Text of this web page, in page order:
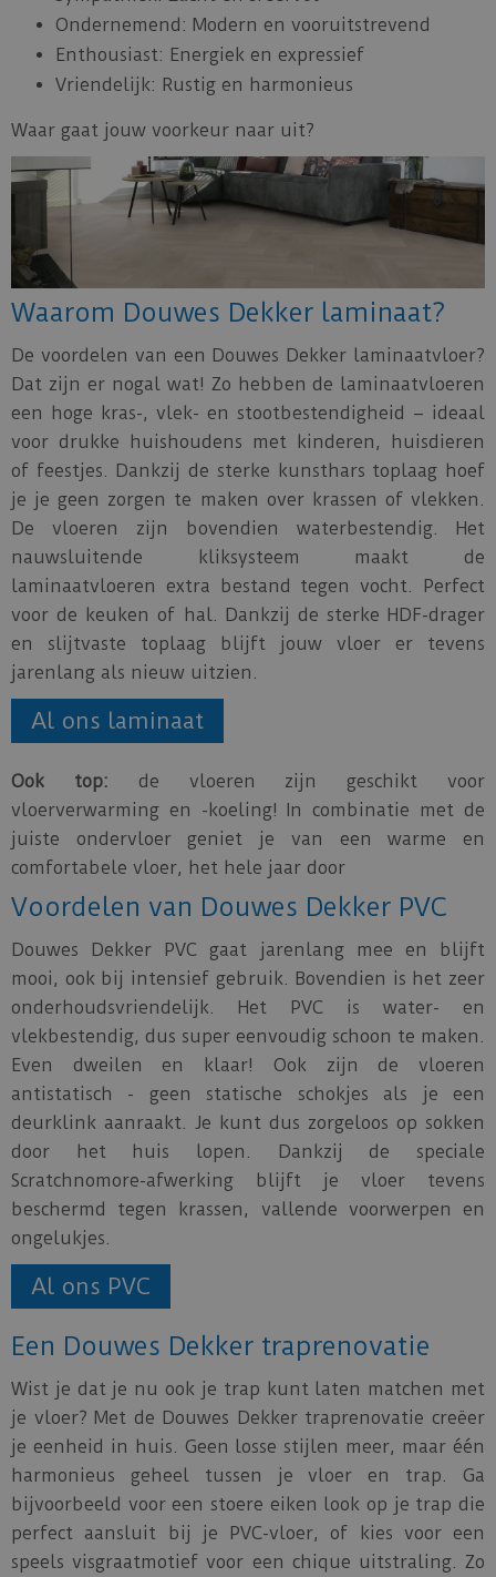
Ondernemend: Modern en vooruitstrevend
Enthousiast: Energiek en expressief
Vriendelijk: Rustig en harmonieus
Waar gaat jouw voorkeur naar uit?
Waarom Douwes Dekker laminaat?
De voordelen van een Douwes Dekker laminaatvloer?
Dat zijn er nogal wat! Zo hebben de laminaatvloeren
een hoge kras-, vlek- en stootbestendigheid – ideaal
voor drukke huishoudens met kinderen, huisdieren
of feestjes. Dankzij de sterke kunsthars toplaag hoef
je je geen zorgen te maken over krassen of vlekken.
De vloeren zijn bovendien waterbestendig. Het
nauwsluitende kliksysteem maakt de
laminaatvloeren extra bestand tegen vocht. Perfect
voor de keuken of hal. Dankzij de sterke HDF-drager
en slijtvaste toplaag blijft jouw vloer er tevens
jarenlang als nieuw uitzien.
Al ons laminaat
Ook top: de vloeren zijn geschikt voor
vloerverwarming en -koeling! In combinatie met de
juiste ondervloer geniet je van een warme en
comfortabele vloer, het hele jaar door
Voordelen van Douwes Dekker PVC
Douwes Dekker PVC gaat jarenlang mee en blijft
mooi, ook bij intensief gebruik. Bovendien is het zeer
onderhoudsvriendelijk. Het PVC is water- en
vlekbestendig, dus super eenvoudig schoon te maken.
Even dweilen en klaar! Ook zijn de vloeren
antistatisch - geen statische schokjes als je een
deurklink aanraakt. Je kunt dus zorgeloos op sokken
door het huis lopen. Dankzij de speciale
Scratchnomore-afwerking blijft je vloer tevens
beschermd tegen krassen, vallende voorwerpen en
ongelukjes.
Al ons PVC
Een Douwes Dekker traprenovatie
Wist je dat je nu ook je trap kunt laten matchen met
je vloer? Met de Douwes Dekker traprenovatie creëer
je eenheid in huis. Geen losse stijlen meer, maar één
harmonieus geheel tussen je vloer en trap. Ga
bijvoorbeeld voor een stoere eiken look op je trap die
perfect aansluit bij je PVC-vloer, of kies voor een
speels visgraatmotief voor een chique uitstraling. Zo